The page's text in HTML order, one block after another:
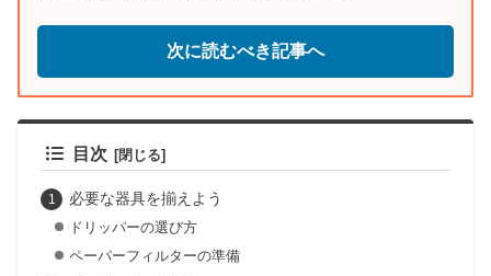
次に読むべき記事へ
目次
必要な器具を揃えよう
ドリッパーの選び方
ペーパーフィルターの準備